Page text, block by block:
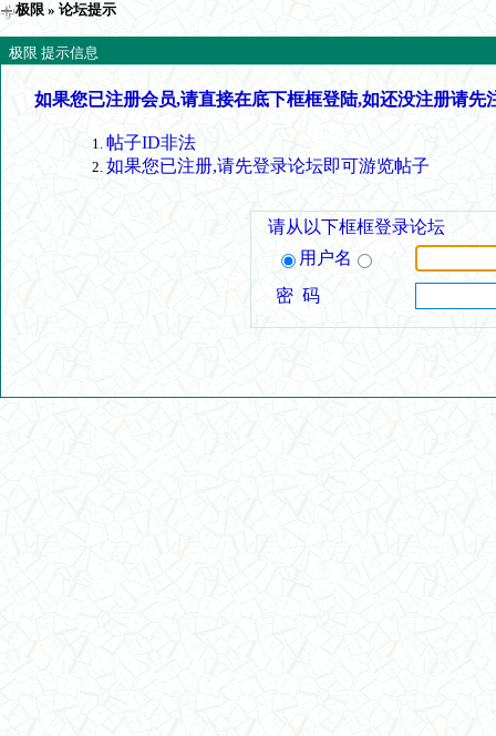
极限 » 论坛提示
极限 提示信息
如果您已注册会员,请直接在底下框框登陆,如还没注册请先
帖子ID非法
如果您已注册,请先登录论坛即可游览帖子
请从以下框框登录论坛
用户名
密 码